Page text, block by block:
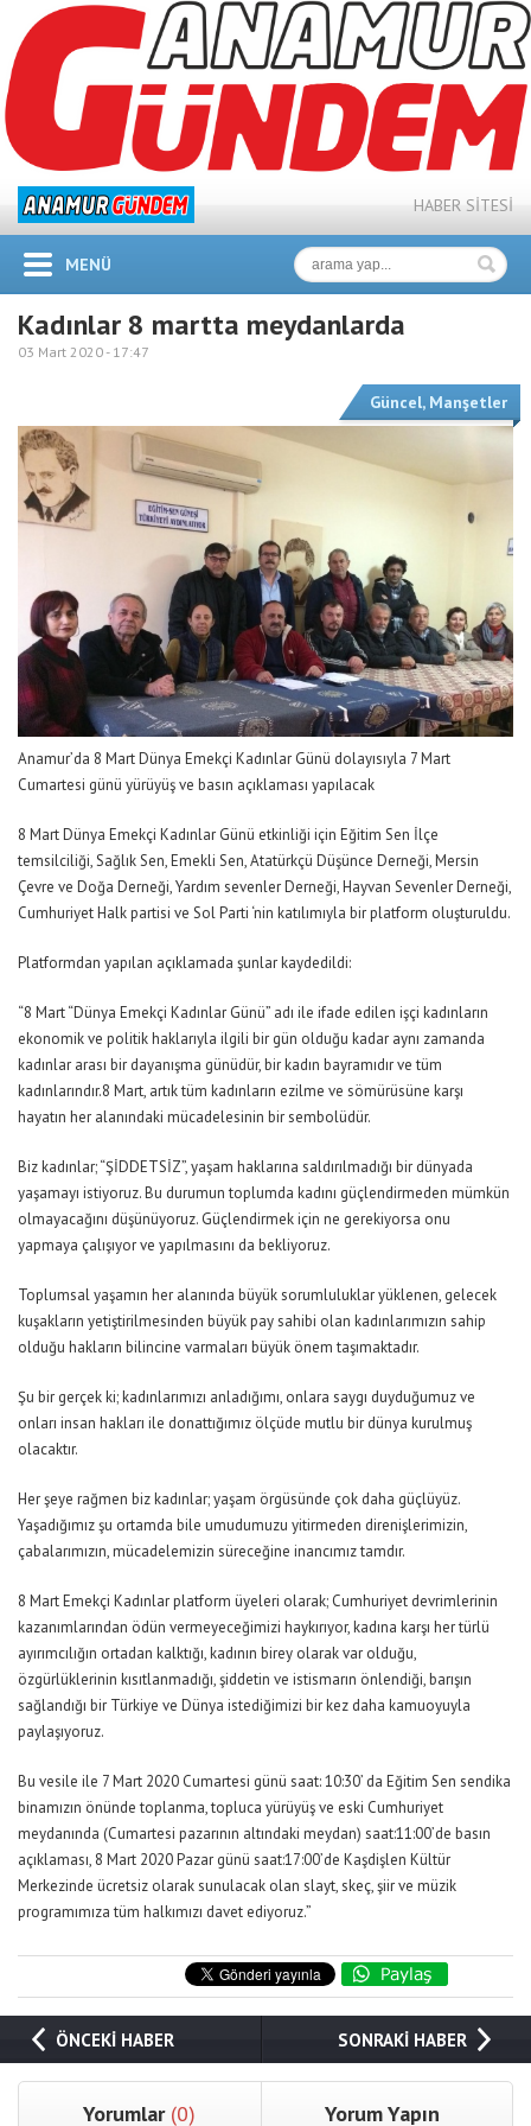
HABER SİTESİ
MENÜ
Kadınlar 8 martta meydanlarda
03 Mart 2020 - 17:47
Güncel, Manşetler
Anamur’da 8 Mart Dünya Emekçi Kadınlar Günü dolayısıyla 7 Mart
Cumartesi günü yürüyüş ve basın açıklaması yapılacak
8 Mart Dünya Emekçi Kadınlar Günü etkinliği için Eğitim Sen İlçe
temsilciliği, Sağlık Sen, Emekli Sen, Atatürkçü Düşünce Derneği, Mersin
Çevre ve Doğa Derneği, Yardım sevenler Derneği, Hayvan Sevenler Derneği,
Cumhuriyet Halk partisi ve Sol Parti ‘nin katılımıyla bir platform oluşturuldu.
Platformdan yapılan açıklamada şunlar kaydedildi:
“8 Mart “Dünya Emekçi Kadınlar Günü” adı ile ifade edilen işçi kadınların
ekonomik ve politik haklarıyla ilgili bir gün olduğu kadar aynı zamanda
kadınlar arası bir dayanışma günüdür, bir kadın bayramıdır ve tüm
kadınlarındır.8 Mart, artık tüm kadınların ezilme ve sömürüsüne karşı
hayatın her alanındaki mücadelesinin bir sembolüdür.
Biz kadınlar; “ŞİDDETSİZ”, yaşam haklarına saldırılmadığı bir dünyada
yaşamayı istiyoruz. Bu durumun toplumda kadını güçlendirmeden mümkün
olmayacağını düşünüyoruz. Güçlendirmek için ne gerekiyorsa onu
yapmaya çalışıyor ve yapılmasını da bekliyoruz.
Toplumsal yaşamın her alanında büyük sorumluluklar yüklenen, gelecek
kuşakların yetiştirilmesinden büyük pay sahibi olan kadınlarımızın sahip
olduğu hakların bilincine varmaları büyük önem taşımaktadır.
Şu bir gerçek ki; kadınlarımızı anladığımı, onlara saygı duyduğumuz ve
onları insan hakları ile donattığımız ölçüde mutlu bir dünya kurulmuş
olacaktır.
Her şeye rağmen biz kadınlar; yaşam örgüsünde çok daha güçlüyüz.
Yaşadığımız şu ortamda bile umudumuzu yitirmeden direnişlerimizin,
çabalarımızın, mücadelemizin süreceğine inancımız tamdır.
8 Mart Emekçi Kadınlar platform üyeleri olarak; Cumhuriyet devrimlerinin
kazanımlarından ödün vermeyeceğimizi haykırıyor, kadına karşı her türlü
ayırımcılığın ortadan kalktığı, kadının birey olarak var olduğu,
özgürlüklerinin kısıtlanmadığı, şiddetin ve istismarın önlendiği, barışın
sağlandığı bir Türkiye ve Dünya istediğimizi bir kez daha kamuoyuyla
paylaşıyoruz.
Bu vesile ile 7 Mart 2020 Cumartesi günü saat: 10:30’ da Eğitim Sen sendika
binamızın önünde toplanma, topluca yürüyüş ve eski Cumhuriyet
meydanında (Cumartesi pazarının altındaki meydan) saat:11:00’de basın
açıklaması, 8 Mart 2020 Pazar günü saat:17:00’de Kaşdişlen Kültür
Merkezinde ücretsiz olarak sunulacak olan slayt, skeç, şiir ve müzik
programımıza tüm halkımızı davet ediyoruz.”
ÖNCEKİ HABER SONRAKİ HABER
Yorumlar (0) Yorum Yapın